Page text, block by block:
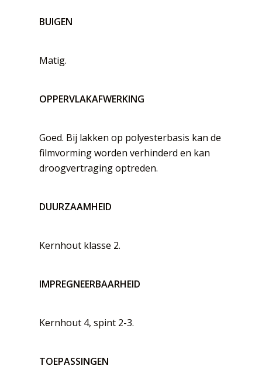
BUIGEN
Matig.
OPPERVLAKAFWERKING
Goed. Bij lakken op polyesterbasis kan de
filmvorming worden verhinderd en kan
droogvertraging optreden.
DUURZAAMHEID
Kernhout klasse 2.
IMPREGNEERBAARHEID
Kernhout 4, spint 2-3.
TOEPASSINGEN